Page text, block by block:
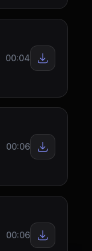
00:04
00:06
00:06